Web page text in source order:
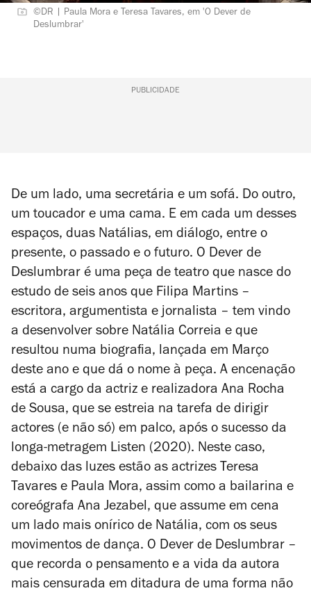
©DR | Paula Mora e Teresa Tavares, em 'O Dever de
Deslumbrar'
PUBLICIDADE
De um lado, uma secretária e um sofá. Do outro,
um toucador e uma cama. E em cada um desses
espaços, duas Natálias, em diálogo, entre o
presente, o passado e o futuro. O Dever de
Deslumbrar é uma peça de teatro que nasce do
estudo de seis anos que Filipa Martins –
escritora, argumentista e jornalista – tem vindo
a desenvolver sobre Natália Correia e que
resultou numa biografia, lançada em Março
deste ano e que dá o nome à peça. A encenação
está a cargo da actriz e realizadora Ana Rocha
de Sousa, que se estreia na tarefa de dirigir
actores (e não só) em palco, após o sucesso da
longa-metragem Listen (2020). Neste caso,
debaixo das luzes estão as actrizes Teresa
Tavares e Paula Mora, assim como a bailarina e
coreógrafa Ana Jezabel, que assume em cena
um lado mais onírico de Natália, com os seus
movimentos de dança. O Dever de Deslumbrar –
que recorda o pensamento e a vida da autora
mais censurada em ditadura de uma forma não